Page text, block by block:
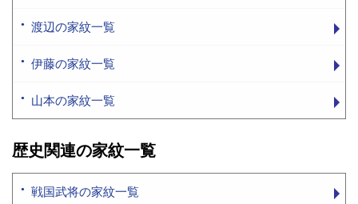
渡辺の家紋一覧
伊藤の家紋一覧
山本の家紋一覧
歴史関連の家紋一覧
戦国武将の家紋一覧